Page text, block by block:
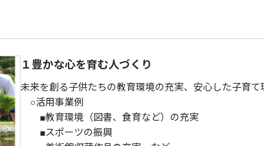
１豊かな心を育む人づくり
未来を創る子供たちの教育環境の充実、安心した子育
○活用事業例
■教育環境（図書、食育など）の充実
■スポーツの振興